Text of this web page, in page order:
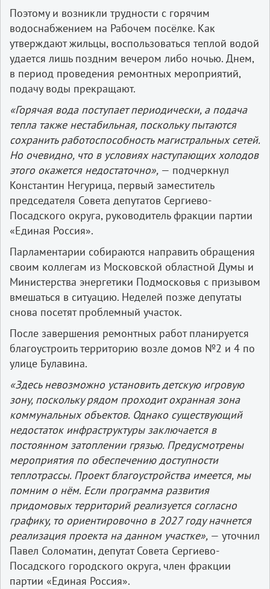
Поэтому и возникли трудности с горячим
водоснабжением на Рабочем посёлке. Как
утверждают жильцы, воспользоваться теплой водой
удается лишь поздним вечером либо ночью. Днем,
в период проведения ремонтных мероприятий,
подачу воды прекращают.
«Горячая вода поступает периодически, а подача
тепла также нестабильная, поскольку пытаются
сохранить работоспособность магистральных сетей.
Но очевидно, что в условиях наступающих холодов
этого окажется недостаточно», — подчеркнул
Константин Негурица, первый заместитель
председателя Совета депутатов Сергиево-
Посадского округа, руководитель фракции партии
«Единая Россия».
Парламентарии собираются направить обращения
своим коллегам из Московской областной Думы и
Министерства энергетики Подмосковья с призывом
вмешаться в ситуацию. Неделей позже депутаты
снова посетят проблемный участок.
После завершения ремонтных работ планируется
благоустроить территорию возле домов №2 и 4 по
улице Булавина.
«Здесь невозможно установить детскую игровую
зону, поскольку рядом проходит охранная зона
коммунальных объектов. Однако существующий
недостаток инфраструктуры заключается в
постоянном затоплении грязью. Предусмотрены
мероприятия по обеспечению доступности
теплотрассы. Проект благоустройства имеется, мы
помним о нём. Если программа развития
придомовых территорий реализуется согласно
графику, то ориентировочно в 2027 году начнется
реализация проекта на данном участке», — уточнил
Павел Соломатин, депутат Совета Сергиево-
Посадского городского округа, член фракции
партии «Единая Россия».